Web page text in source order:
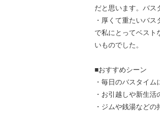
だと思います。バス
・厚くて重たいバ
で私にとってベスト
いものでした。
■おすすめシーン
・毎日のバスタイム
・お引越しや新生
・ジムや銭湯などの